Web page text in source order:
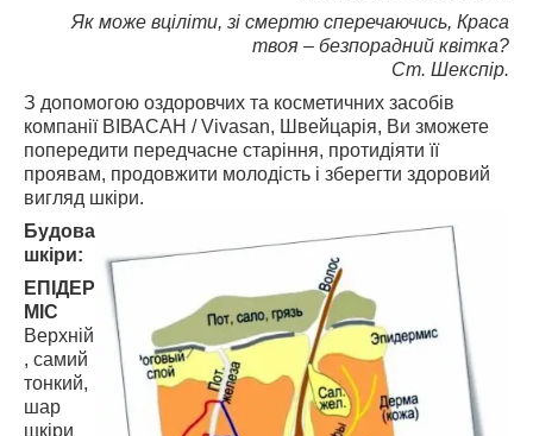
Як може вціліти, зі смертю сперечаючись, Краса
твоя – безпорадний квітка?
Ст. Шекспір.
З допомогою оздоровчих та косметичних засобів
компанії ВІВАСАН / Vivasan, Швейцарія, Ви зможете
попередити передчасне старіння, протидіяти її
проявам, продовжити молодість і зберегти здоровий
вигляд шкіри.
Будова
шкіри:
ЕПІДЕР
МІС
Верхній
, самий
тонкий,
шар
шкіри